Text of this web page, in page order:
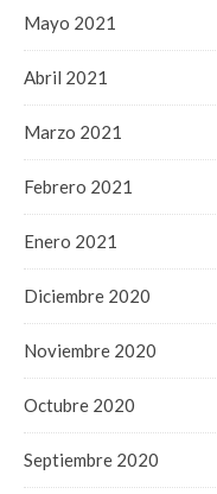
Mayo 2021
Abril 2021
Marzo 2021
Febrero 2021
Enero 2021
Diciembre 2020
Noviembre 2020
Octubre 2020
Septiembre 2020